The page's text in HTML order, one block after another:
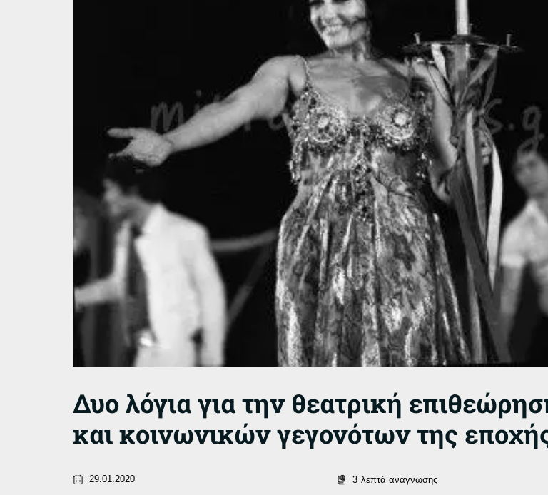
Δυο λόγια για την θεατρική
και κοινωνικών γεγονότων της
29.01.2020 3 λεπτά ανάγνωσης